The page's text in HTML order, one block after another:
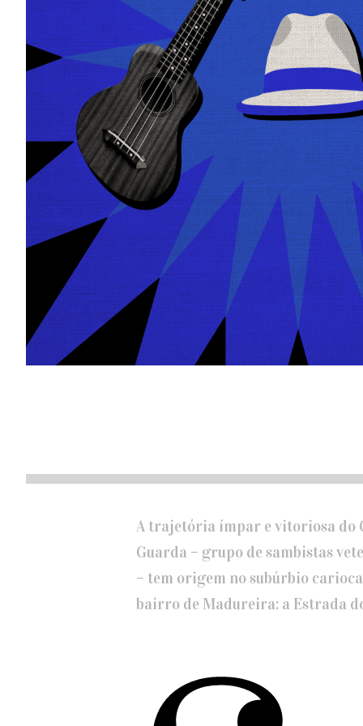
A trajetória ímpar e vitoriosa do
Guarda – grupo de sambistas
– tem origem no subúrbio
bairro de Madureira: a Estrada